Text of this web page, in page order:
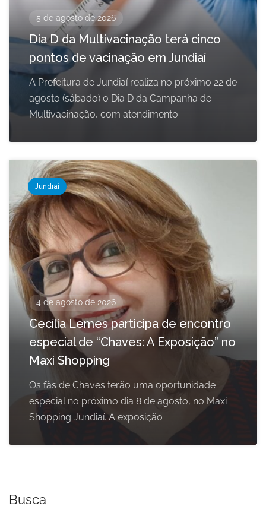
5 de agosto de 2026
Dia D da Multivacinação terá cinco
pontos de vacinação em Jundiaí
A Prefeitura de Jundiaí realiza no próximo 22 de
agosto (sábado) o Dia D da Campanha de
Multivacinação, com atendimento
Jundiaí
4 de agosto de 2026
Cecília Lemes participa de encontro
especial de “Chaves: A Exposição” no
Maxi Shopping
Os fãs de Chaves terão uma oportunidade
especial no próximo dia 8 de agosto, no Maxi
Shopping Jundiaí. A exposição
Busca